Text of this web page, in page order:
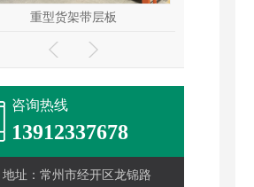
轻型货架
咨询热线
13912337678
地址：常州市经开区龙锦路